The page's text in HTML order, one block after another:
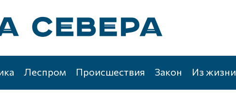
Леспром Происшествия Закон Из жизни